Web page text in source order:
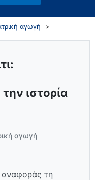
αγωγή
ιστορία
αγωγή
τη